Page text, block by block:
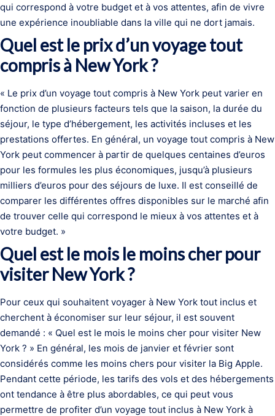
qui correspond à votre budget et à vos attentes, afin de vivre
une expérience inoubliable dans la ville qui ne dort jamais.
Quel est le prix d’un voyage tout
compris à New York ?
« Le prix d’un voyage tout compris à New York peut varier en
fonction de plusieurs facteurs tels que la saison, la durée du
séjour, le type d’hébergement, les activités incluses et les
prestations offertes. En général, un voyage tout compris à New
York peut commencer à partir de quelques centaines d’euros
pour les formules les plus économiques, jusqu’à plusieurs
milliers d’euros pour des séjours de luxe. Il est conseillé de
comparer les différentes offres disponibles sur le marché afin
de trouver celle qui correspond le mieux à vos attentes et à
votre budget. »
Quel est le mois le moins cher pour
visiter New York ?
Pour ceux qui souhaitent voyager à New York tout inclus et
cherchent à économiser sur leur séjour, il est souvent
demandé : « Quel est le mois le moins cher pour visiter New
York ? » En général, les mois de janvier et février sont
considérés comme les moins chers pour visiter la Big Apple.
Pendant cette période, les tarifs des vols et des hébergements
ont tendance à être plus abordables, ce qui peut vous
permettre de profiter d’un voyage tout inclus à New York à